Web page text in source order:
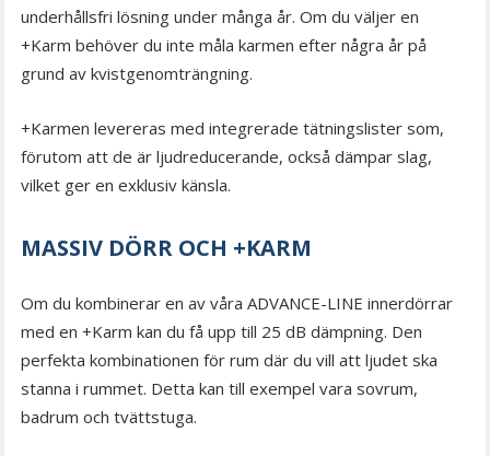
underhållsfri lösning under många år. Om du väljer en
+Karm behöver du inte måla karmen efter några år på
grund av kvistgenomträngning.
+Karmen levereras med integrerade tätningslister som,
förutom att de är ljudreducerande, också dämpar slag,
vilket ger en exklusiv känsla.
MASSIV DÖRR OCH +KARM
Om du kombinerar en av våra ADVANCE-LINE innerdörrar
med en +Karm kan du få upp till 25 dB dämpning. Den
perfekta kombinationen för rum där du vill att ljudet ska
stanna i rummet. Detta kan till exempel vara sovrum,
badrum och tvättstuga.